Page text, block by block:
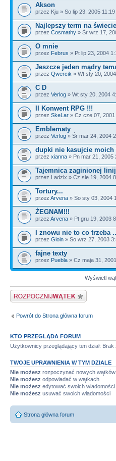
Akson
przez Kju » So lip 23, 2005 11:19
Najlepszy term na
przez Cosmathy » Śr wrz 17,
O mnie
przez Februs » Pt lip 23, 2004
Jeszcze jeden mądry
przez Qwercik » Wt sty 20,
C D
przez Verlog » Wt sty 20, 2004
II Konwent RPG !!!
przez SkeLar » Cz cze 07, 2001
Emblematy
przez Verlog » Śr mar 24, 2004
dupki nie kasujcie moich
przez xianna » Pn mar 21, 2005
Tajemnica zaginionej
przez Ladzix » Cz sie 19, 2004
Tortury...
przez Arvena » So sty 03, 2004
ŻEGNAM!!!
przez Arvena » Pt gru 19, 2003
I znowu nie to co trzeba
przez Gloin » So wrz 27, 2003
fajne texty
przez Puebla » Cz maja 31,
Wyświetl
Napisz wątek
Powrót do Strona główna forum
KTO PRZEGLĄDA FORUM
Użytkownicy przeglądający ten dział:
TWOJE UPRAWNIENIA W TYM DZIALE
Nie możesz rozpoczynać nowych wątków
Nie możesz odpowiadać w wątkach
Nie możesz edytować swoich wiadomości
Nie możesz usuwać swoich wiadomości
Strona główna forum